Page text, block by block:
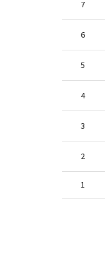
7
6
5
4
3
2
1